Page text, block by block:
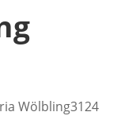
Wölbling3124